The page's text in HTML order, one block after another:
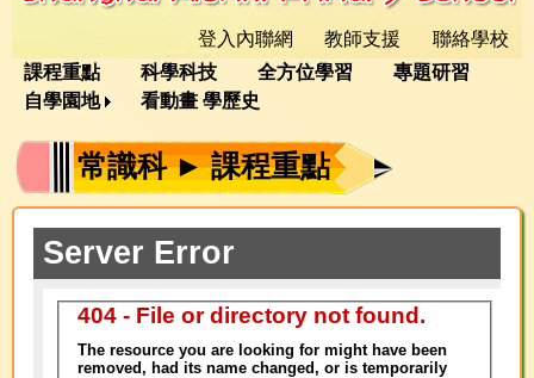
登入內聯網 教師支援 聯絡學校
課程重點 科學科技 全方位學習
專題研習
自學園地
看動畫 學歷史
常識科 ► 課程重點